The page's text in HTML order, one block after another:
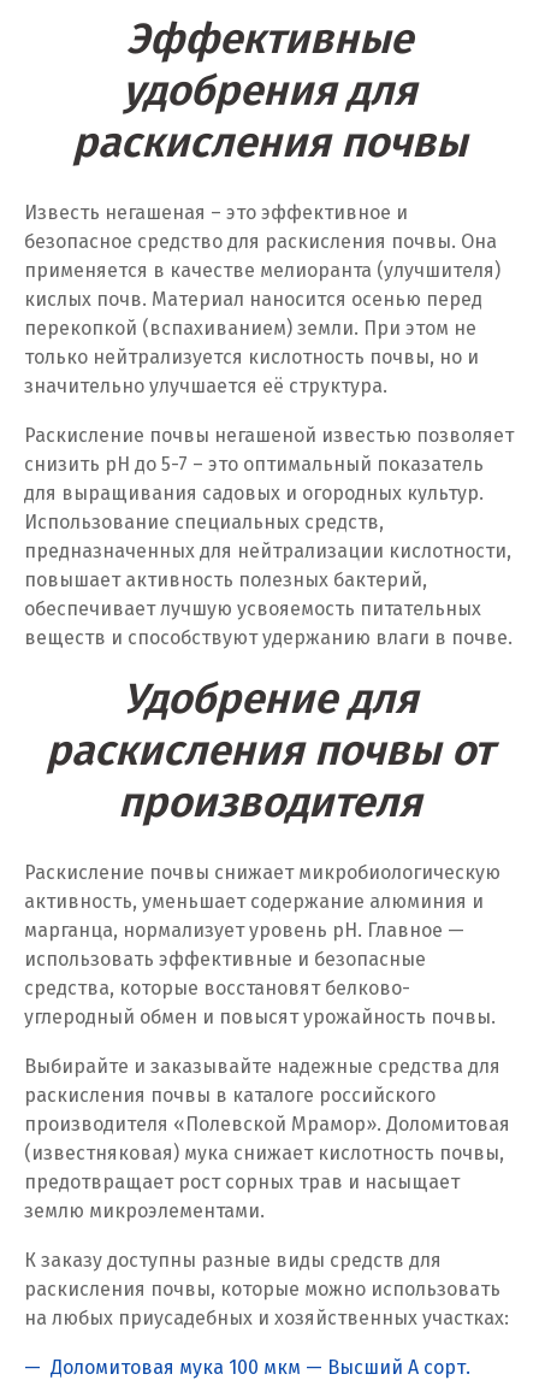
Новосибирск
Новоуральск
Новоуткинск
Ногинск
Ноябрьск
Нягань
Одинцово
Омск
Орел
Оренбург
Пермь
Подольск
Псков
Пушкино
Пятигорск
Р
Раменское
Ревда
Эффективные
удобрения для
раскисления почвы
Известь негашеная – это эффективное и
безопасное средство для раскисления почвы. Она
применяется в качестве мелиоранта (улучшителя)
кислых почв. Материал наносится осенью перед
перекопкой (вспахиванием) земли. При этом не
только нейтрализуется кислотность почвы, но и
значительно улучшается её структура.
Раскисление почвы негашеной известью позволяет
снизить pH до 5-7 – это оптимальный показатель
для выращивания садовых и огородных культур.
Использование специальных средств,
предназначенных для нейтрализации кислотности,
повышает активность полезных бактерий,
обеспечивает лучшую усвояемость питательных
веществ и способствуют удержанию влаги в почве.
Удобрение для
раскисления почвы от
производителя
Раскисление почвы снижает микробиологическую
активность, уменьшает содержание алюминия и
марганца, нормализует уровень pH. Главное —
использовать эффективные и безопасные
средства, которые восстановят белково-
углеродный обмен и повысят урожайность почвы.
Выбирайте и заказывайте надежные средства для
раскисления почвы в каталоге российского
производителя «Полевской Мрамор». Доломитовая
(известняковая) мука снижает кислотность почвы,
предотвращает рост сорных трав и насыщает
землю микроэлементами.
К заказу доступны разные виды средств для
раскисления почвы, которые можно использовать
на любых приусадебных и хозяйственных участках:
Доломитовая мука 100 мкм — Высший А сорт.